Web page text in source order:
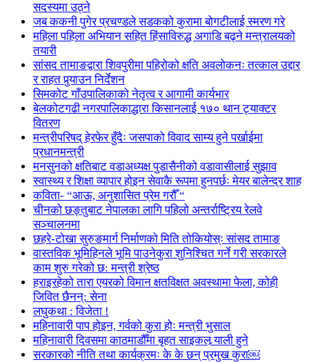
सदस्यमा उठ्ने
जब ककनी पुगेर प्रचण्डले सडकको कुरामा बोगटीलाई स्मरण गरे
महिला पहिला अभियान सहित हिंसाविरुद्ध अगाडि बढ्ने मन्त्रालयको
तयारी
सांसद तामाङद्वारा शिवपुरीमा पहिरोको क्षति अवलोकनः तत्काल उद्दार
र राहत पुर्‍याउन निर्देशन
सिमकोट गाँउपालिकाको नेतृत्व र आगामी कार्यभार
बेलकोटगढी नगरपालिकाद्धारा किसानलाई १७० थान ट्याक्टर
वितरण
मन्त्रीपरिषद् हेरफेर हुँदैः जसपाको विवाद साम्य हुने पर्खाईमा
प्रधानमन्त्री
मनसुनको क्षतिबाट वडाअध्यक्ष पुडासैनीको वडावासीलाई सुझाव
स्वास्थ्य र शिक्षा व्यापार होइन सेवाकै रूपमा हुनपर्छः मेयर बालेन्द्र शाह
कविता- “आऊ, अनुशासित प्रेम गरौँ “
चीनको छङ्तुबाट नेपालका लागि पहिलो अन्तर्राष्ट्रिय रेलवे
सञ्चालनमा
छहरे-टोखा सुरुङमार्ग निर्माणको मिति तोकियोस्ः सांसद तामाङ
वास्तविक भूमिहिनले भूमि पाउनेकुरा शुनिश्चित गर्ने गरी सरकारले
काम शुरु गरेको छ: मन्त्री श्रेष्ठ
हराइरहेको तारा एयरको विमान क्षतविक्षत अवस्थामा फेला, कोही
जिवित छैनन्: सेना
लघुकथा : विजेता !
महिनावारी पाप होइन, गर्वको कुरा होः मन्त्री भुसाल
महिनावारी दिवसमा काठमाडौँमा बृहत साइकल र्‍याली हुने
सरकारको नीति तथा कार्यक्रमः के के छन् प्रमुख कुरा￼